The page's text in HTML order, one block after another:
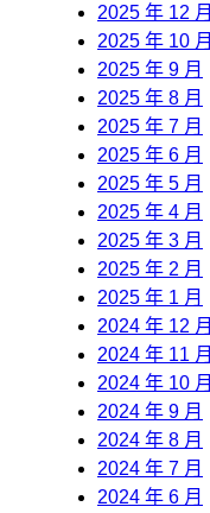
2025 年 12 月
2025 年 10 月
2025 年 9 月
2025 年 8 月
2025 年 7 月
2025 年 6 月
2025 年 5 月
2025 年 4 月
2025 年 3 月
2025 年 2 月
2025 年 1 月
2024 年 12 月
2024 年 11 月
2024 年 10 月
2024 年 9 月
2024 年 8 月
2024 年 7 月
2024 年 6 月